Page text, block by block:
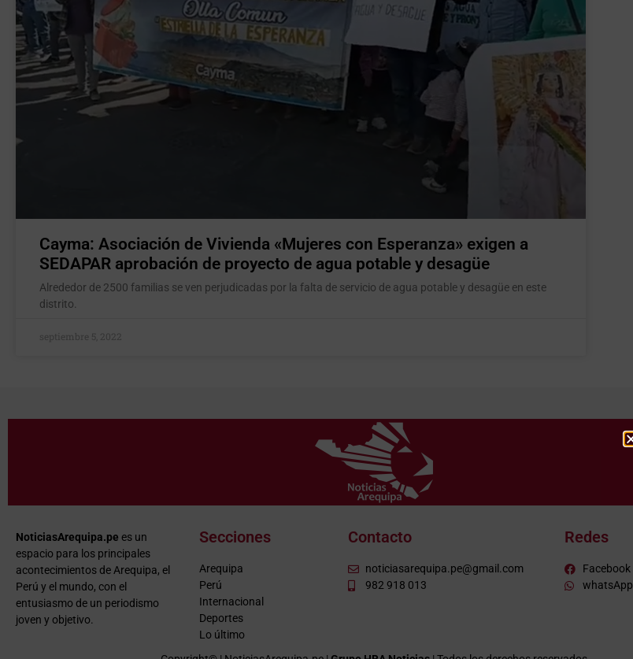
Cayma: Asociación de Vivienda «Mujeres con Esperanza» exigen a
SEDAPAR aprobación de proyecto de agua potable y desagüe
Alrededor de 2500 familias se ven perjudicadas por la falta de servicio de agua potable y desagüe en este
distrito.
septiembre 5, 2022
NoticiasArequipa.pe es un
espacio para los principales
acontecimientos de Arequipa, el
Perú y el mundo, con el
entusiasmo de un periodismo
joven y objetivo.
Secciones
Arequipa
Perú
Internacional
Deportes
Lo último
Contacto
noticiasarequipa.pe@gmail.com
982 918 013
Redes
Facebook
whatsApp